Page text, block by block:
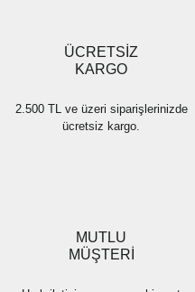
ÜCRETSİZ
KARGO
2.500 TL ve üzeri siparişlerinizde
ücretsiz kargo.
MUTLU
MÜŞTERİ